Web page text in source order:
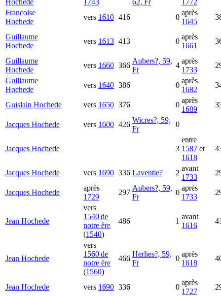
Francoise
Hochede
vers 1610 416 0
après
1645
Guillaume
Hochede
vers 1613 413 0
après
1661
Guillaume
Hochede
vers 1660 366
Aubers?, 59,
Fr
4
après
1733
Guillaume
Hochede
vers 1640 386 0
après
1682
Guislain Hochede vers 1650 376 0
après
1689
Jacques Hochede vers 1600 426
Wicres?, 59,
Fr
0
Jacques Hochede 3
entre
1587 et
1618
Jacques Hochede vers 1690 336 Laventie? 2
avant
1733
Jacques Hochede
après
1729
297
Aubers?, 59,
Fr
0
après
1733
Jean Hochede
vers
1540 de
notre ère
(1540)
486 1
avant
1616
Jean Hochede
vers
1560 de
notre ère
(1560)
466
Herlies?, 59,
Fr
0
après
1618
Jean Hochede vers 1690 336 0
après
1727